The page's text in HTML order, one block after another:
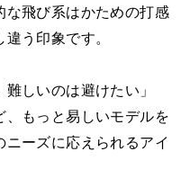
飛び系はかための打感
う印象です。
しいのは避けたい」
、もっと易しいモデルを
ーズに応えられるアイ